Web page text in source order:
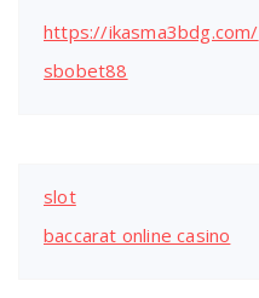
https://ikasma3bdg.com/
sbobet88
slot
baccarat online casino